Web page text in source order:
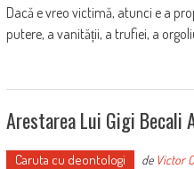
Dacă e vreo victimă, atunci e a
putere, a vanității, a trufiei, a
Arestarea Lui Gigi Becali
Caruta cu deontologi de Victor